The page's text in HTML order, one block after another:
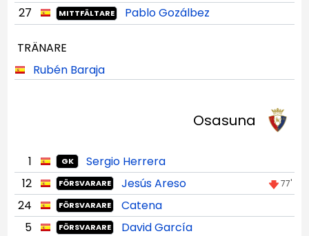
27
MITTFÄLTARE Pablo Gozálbez
TRÄNARE
Rubén Baraja
Osasuna
1 GK
Sergio Herrera
12
FÖRSVARARE Jesús Areso 77'
24 FÖRSVARARE
Catena
5
FÖRSVARARE
David García